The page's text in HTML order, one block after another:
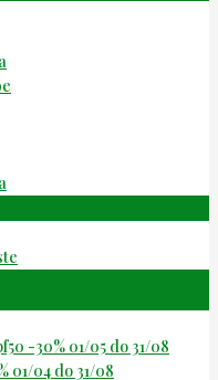
-30% 01/05 do 31/08
01/04 do 31/08